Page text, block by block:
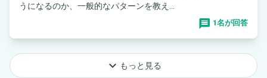
うになるのか、一般的なパターンを教え...
1名が回答
keyboard_arrow_down もっと見る